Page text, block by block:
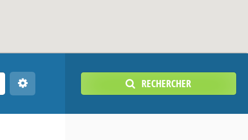
RECHERCHER